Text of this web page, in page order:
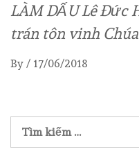
LÀM DẤU Lê Đức
trán tôn vinh
By / 17/06/2018